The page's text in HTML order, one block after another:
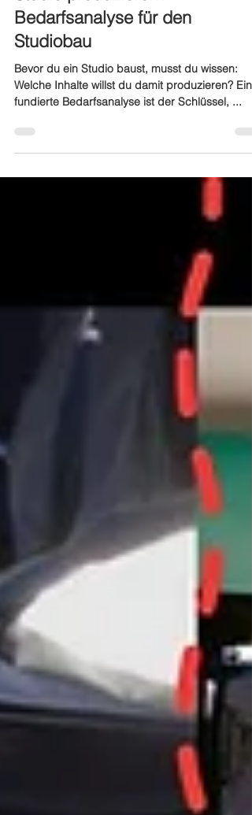
Welche Inhalte im eigenen
Studio produzieren?
Bedarfsanalyse für den
Studiobau
Welche Inhalte willst du damit produzieren? Eine
fundierte Bedarfsanalyse ist der Schlüssel, ...